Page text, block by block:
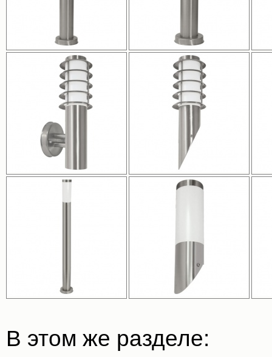
В этом же разделе: